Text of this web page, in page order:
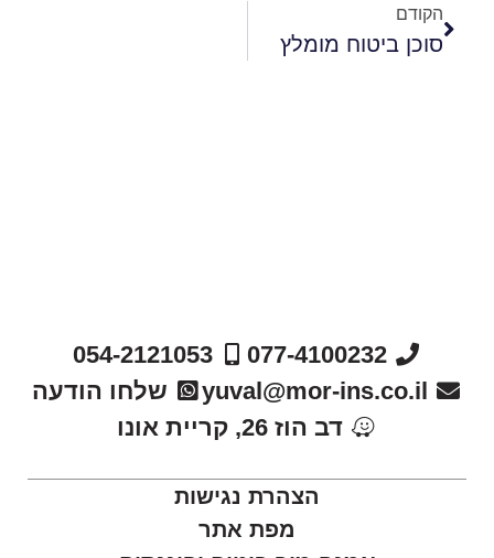
הקודם
סוכן ביטוח מומלץ
077-4100232
054-2121053
yuval@mor-ins.co.il
שלחו הודעה
דב הוז 26, קריית אונו
הצהרת נגישות
מפת אתר